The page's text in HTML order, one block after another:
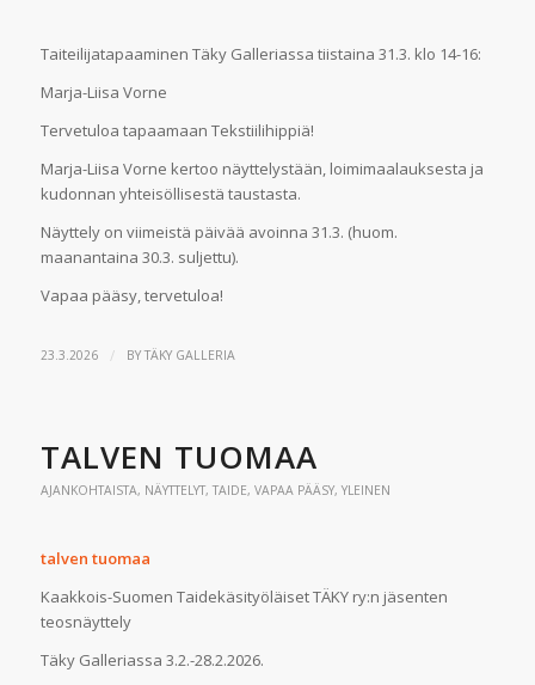
Taiteilijatapaaminen Täky Galleriassa tiistaina 31.3. klo 14-16:
Marja-Liisa Vorne
Tervetuloa tapaamaan Tekstiilihippiä!
Marja-Liisa Vorne kertoo näyttelystään, loimimaalauksesta ja
kudonnan yhteisöllisestä taustasta.
Näyttely on viimeistä päivää avoinna 31.3. (huom.
maanantaina 30.3. suljettu).
Vapaa pääsy, tervetuloa!
23.3.2026 / BYTÄKY GALLERIA
TALVEN TUOMAA
AJANKOHTAISTA, NÄYTTELYT, TAIDE, VAPAA PÄÄSY, YLEINEN
talven tuomaa
Kaakkois-Suomen Taidekäsityöläiset TÄKY ry:n jäsenten
teosnäyttely
Täky Galleriassa 3.2.-28.2.2026.